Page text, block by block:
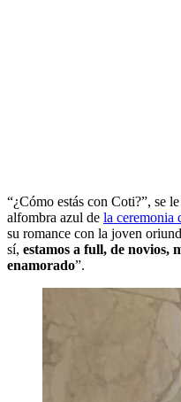
“¿Cómo estás con Coti?”, se
alfombra azul de la ceremonia
su romance con la joven
sí, estamos a full, de novios,
enamorado”.